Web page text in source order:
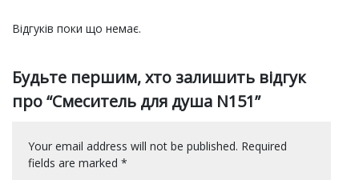
Відгуків поки що немає.
Будьте першим, хто залишить відгук
про “Смеситель для душа N151”
Your email address will not be published. Required
fields are marked *